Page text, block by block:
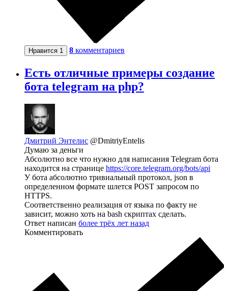
Нравится 1 8 комментариев
Есть отличные примеры создание
бота telegram на php?
Дмитрий Энтелис @DmitriyEntelis
Думаю за деньги
Абсолютно все что нужно для написания Telegram бота
находится на странице https://core.telegram.org/bots/api
У бота абсолютно тривиальный протокол, json в
определенном формате шлется POST запросом по
HTTPS.
Соответственно реализация от языка по факту не
зависит, можно хоть на bash скриптах сделать.
Ответ написан более трёх лет назад
Комментировать